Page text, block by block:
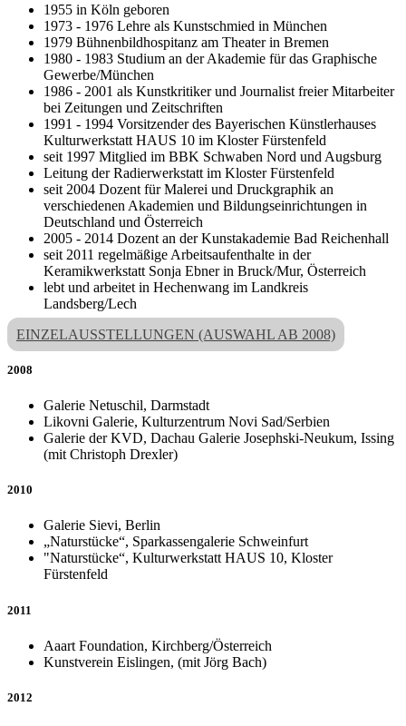
1955 in Köln geboren
1973 - 1976 Lehre als Kunstschmied in München
1979 Bühnenbildhospitanz am Theater in Bremen
1980 - 1983 Studium an der Akademie für das Graphische
Gewerbe/München
1986 - 2001 als Kunstkritiker und Journalist freier Mitarbeiter
bei Zeitungen und Zeitschriften
1991 - 1994 Vorsitzender des Bayerischen Künstlerhauses
Kulturwerkstatt HAUS 10 im Kloster Fürstenfeld
seit 1997 Mitglied im BBK Schwaben Nord und Augsburg
Leitung der Radierwerkstatt im Kloster Fürstenfeld
seit 2004 Dozent für Malerei und Druckgraphik an
verschiedenen Akademien und Bildungseinrichtungen in
Deutschland und Österreich
2005 - 2014 Dozent an der Kunstakademie Bad Reichenhall
seit 2011 regelmäßige Arbeitsaufenthalte in der
Keramikwerkstatt Sonja Ebner in Bruck/Mur, Österreich
lebt und arbeitet in Hechenwang im Landkreis
Landsberg/Lech
EINZELAUSSTELLUNGEN (AUSWAHL AB 2008)
2008
Galerie Netuschil, Darmstadt
Likovni Galerie, Kulturzentrum Novi Sad/Serbien
Galerie der KVD, Dachau Galerie Josephski-Neukum, Issing
(mit Christoph Drexler)
2010
Galerie Sievi, Berlin
„Naturstücke“, Sparkassengalerie Schweinfurt
"Naturstücke“, Kulturwerkstatt HAUS 10, Kloster
Fürstenfeld
2011
Aaart Foundation, Kirchberg/Österreich
Kunstverein Eislingen, (mit Jörg Bach)
2012